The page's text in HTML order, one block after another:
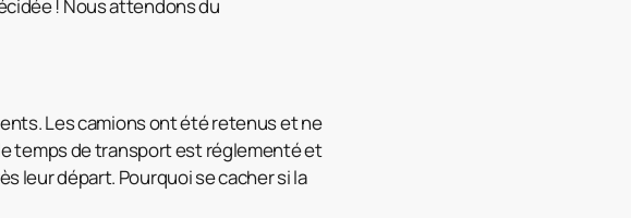
! Nous attendons du
Les camions ont été retenus et ne
temps de transport est réglementé et
leur départ. Pourquoi se cacher si la